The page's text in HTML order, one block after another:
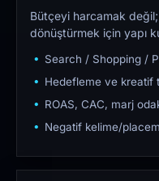
Bütçeyi harcamak
dönüştürmek için yapı
Search / Shopping /
Hedefleme ve kreatif
ROAS, CAC, marj
Negatif kelime/